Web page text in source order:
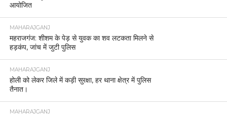
आयोजित
MAHARAJGANJ
महराजगंज: शीशम के पेड़ से युवक का शव लटकता मिलने से
हड़कंप, जांच में जुटी पुलिस
MAHARAJGANJ
होली को लेकर जिले में कड़ी सुरक्षा, हर थाना क्षेत्र में पुलिस
तैनात।
MAHARAJGANJ